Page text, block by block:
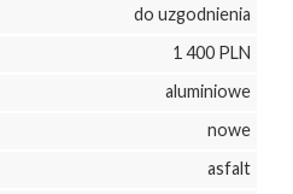
do uzgodnienia
1 400 PLN
aluminiowe
nowe
asfalt